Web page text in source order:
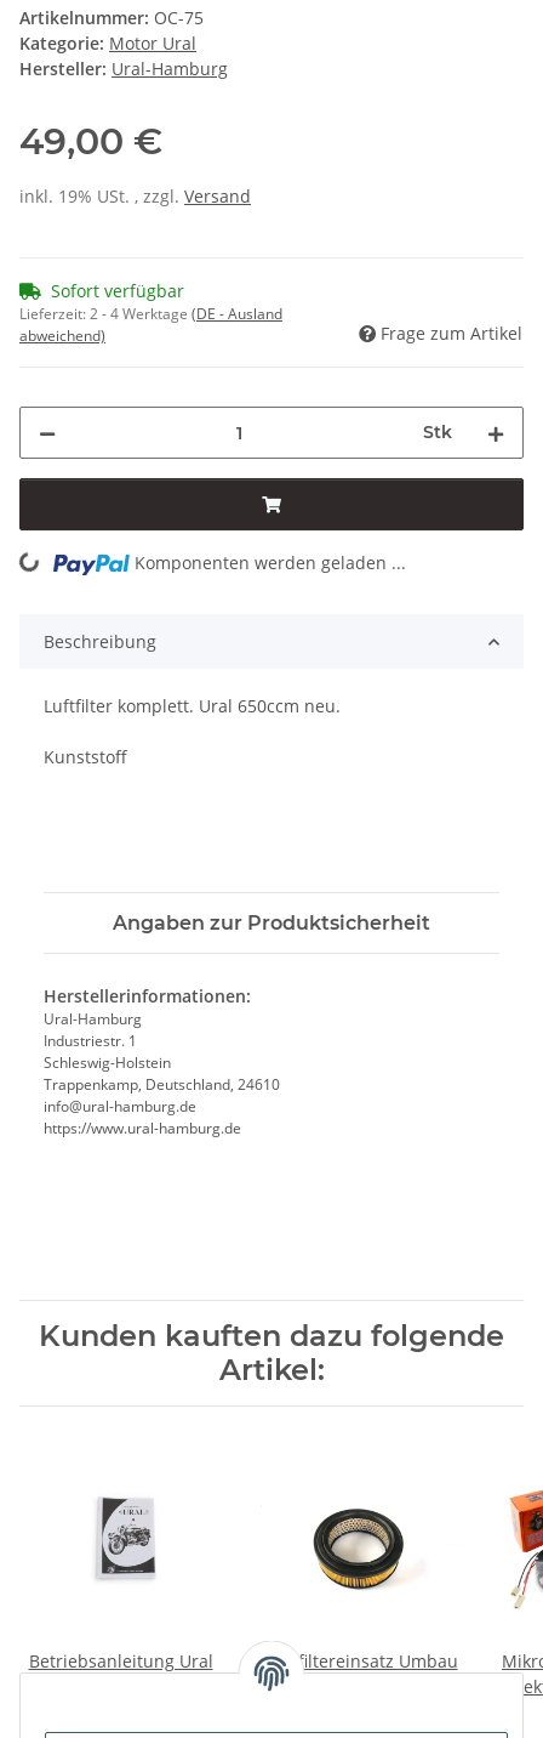
Artikelnummer: OC-75
Kategorie: Motor Ural
Hersteller: Ural-Hamburg
49,00 €
inkl. 19% USt. , zzgl. Versand
Sofort verfügbar
Lieferzeit:2 - 4 Werktage (DE - Ausland
abweichend)
Frage zum Artikel
Stk
Loading... Komponenten werden geladen ...
Beschreibung
Luftfilter komplett. Ural 650ccm neu.
Kunststoff
Angaben zur Produktsicherheit
Herstellerinformationen:
Ural-Hamburg
Industriestr. 1
Schleswig-Holstein
Trappenkamp, Deutschland, 24610
info@ural-hamburg.de
https://www.ural-hamburg.de
Kunden kauften dazu folgende
Artikel:
Betriebsanleitung Ural
Luftfiltereinsatz Umbau